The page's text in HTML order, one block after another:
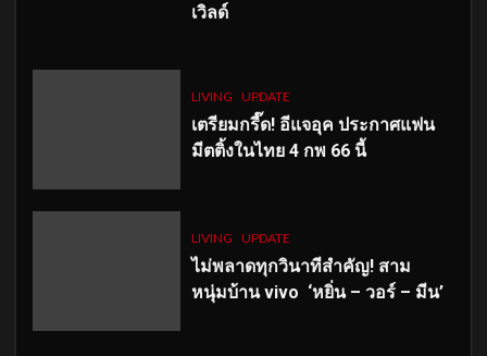
เวิลด์
LIVING UPDATE
เตรียมกรี๊ด! อีแจอุค ประกาศแฟน
มีตติ้งในไทย 4 กพ 66 นี้
LIVING UPDATE
ไม่พลาดทุกวินาทีสำคัญ! สาม
หนุ่มบ้าน vivo ‘หยิ่น – วอร์ – มีน’